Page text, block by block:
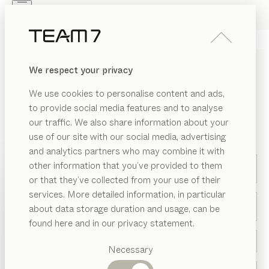
We respect your privacy
We use cookies to personalise content and ads,
to provide social media features and to analyse
our traffic. We also share information about your
use of our site with our social media, advertising
and analytics partners who may combine it with
other information that you’ve provided to them
or that they’ve collected from your use of their
services. More detailed information, in particular
about data storage duration and usage, can be
found here and in our privacy statement.
Necessary
PRODUKTE
INSPIRATION
HÄNDLER
Vorgeschlagene
Kategorien
PRODUKTE
INSPIRATION
ÜBER UNS
KONTAKTIEREN SIE UNS
*Pflichtfeld
Ihre Anfrage betrifft *
Anrede *